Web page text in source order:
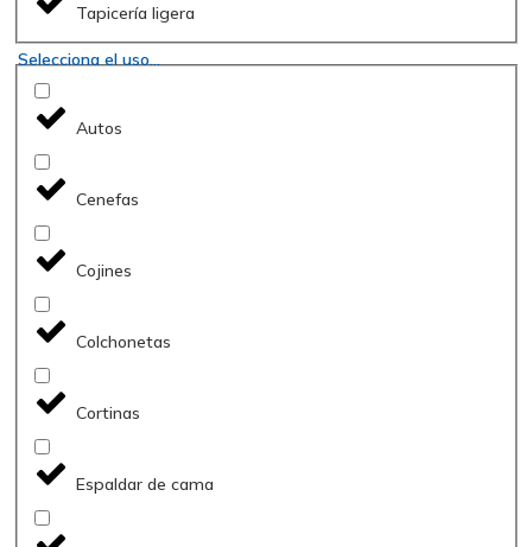
Tapicería ligera
Selecciona el uso...
Autos
Cenefas
Cojines
Colchonetas
Cortinas
Espaldar de cama